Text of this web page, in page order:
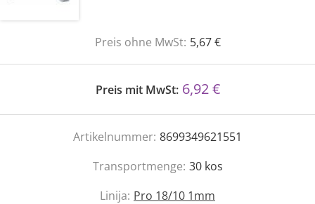
Preis ohne MwSt: 5,67 €
Preis mit MwSt: 6,92 €
Artikelnummer: 8699349621551
Transportmenge: 30 kos
Linija: Pro 18/10 1mm